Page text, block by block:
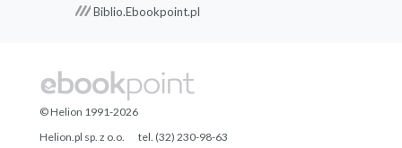
Biblio.Ebookpoint.pl
© Helion 1991-2026
Helion.pl sp. z o.o.
tel. (32) 230-98-63